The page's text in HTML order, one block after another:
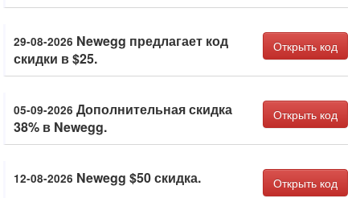
29-08-2026 Newegg предлагает код
скидки в $25.
Открыть код
05-09-2026 Дополнительная скидка
38% в Newegg.
Открыть код
12-08-2026 Newegg $50 скидка. Открыть код